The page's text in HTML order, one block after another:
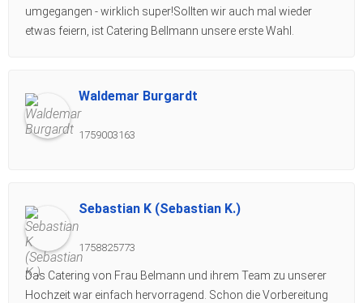
umgegangen - wirklich super!Sollten wir auch mal wieder
etwas feiern, ist Catering Bellmann unsere erste Wahl.
Waldemar Burgardt
1759003163
Sebastian K (Sebastian K.)
1758825773
Das Catering von Frau Belmann und ihrem Team zu unserer
Hochzeit war einfach hervorragend. Schon die Vorbereitung